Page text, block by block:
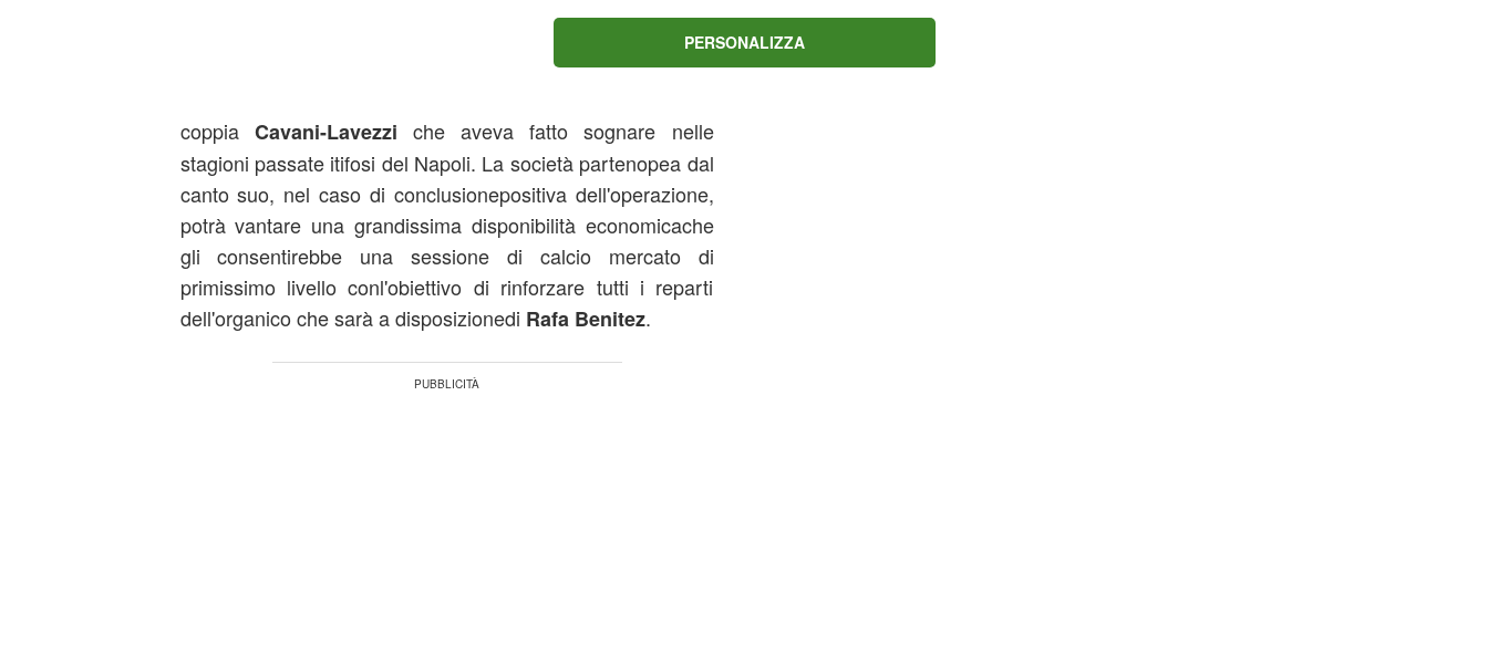
europeo con la quale potrà spendere la parte migliore della
carriera dalmomento che il Matador ha solamente 26 anni.
coppia Cavani-Lavezzi che aveva fatto sognare nelle
stagioni passate itifosi del Napoli. La società partenopea dal
canto suo, nel caso di conclusionepositiva dell'operazione,
potrà vantare una grandissima disponibilità economicache
gli consentirebbe una sessione di calcio mercato di
primissimo livello conl'obiettivo di rinforzare tutti i reparti
dell'organico che sarà a disposizionedi Rafa Benitez.
PERSONALIZZA